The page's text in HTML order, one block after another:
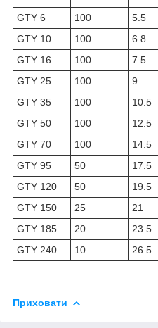
GTY 6
100 5.5
GTY 10
100 6.8
GTY 16
100 7.5
GTY 25
100 9
GTY 35
100 10.5
GTY 50
100 12.5
GTY 70
100 14.5
GTY 95
50 17.5
GTY 120
50 19.5
GTY 150
25 21
GTY 185
20 23.5
GTY 240
10 26.5
Приховати